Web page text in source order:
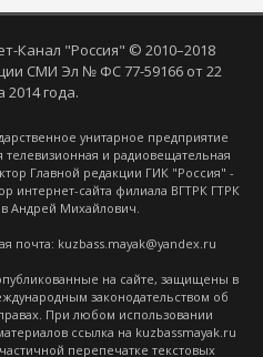
Канал "Россия" © 2010–2018
СМИ Эл № ФС 77-59166 от 22
2014 года.
унитарное предприятие
телевизионная и радиовещательная
Главной редакции ГИК "Россия" -
интернет-сайта филиала ВГТРК ГТРК
Андрей Михайлович.
почта: kuzbass.mayak@yandex.ru
на сайте, защищены в
законодательством об
При любом использовании
ссылка на kuzbassmayak.ru
перепечатке текстовых